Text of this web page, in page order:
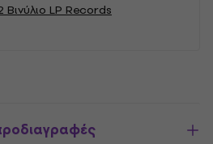
Βινύλιο LP Records